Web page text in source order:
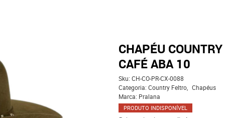
CHAPÉU
CAFÉ ABA 10
Sku: CH-CO-PR-CX-0088
Categoria: Country Feltro
Chapéus
Marca: Pralana
PRODUTO INDISPONÍVEL